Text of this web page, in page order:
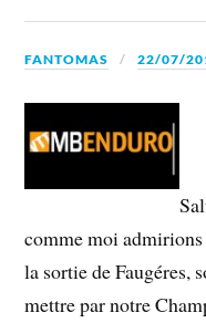
FANTOMAS 22/07/
comme moi
la sortie de Faugéres,
mettre par notre